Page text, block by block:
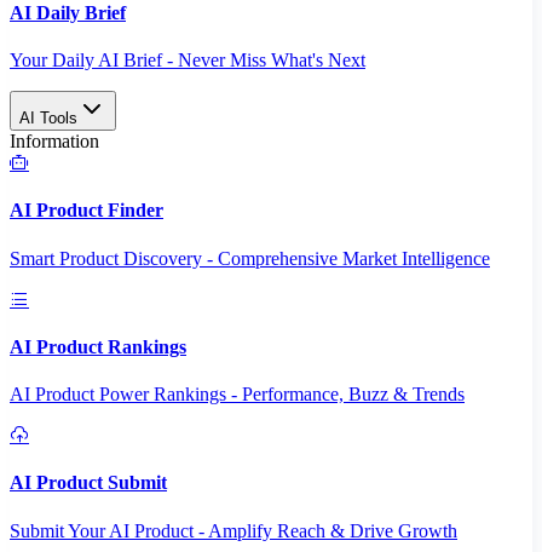
AI Daily Brief
Your Daily AI Brief - Never Miss What's Next
AI Tools
Information
AI Product Finder
Smart Product Discovery - Comprehensive Market Intelligence
AI Product Rankings
AI Product Power Rankings - Performance, Buzz & Trends
AI Product Submit
Submit Your AI Product - Amplify Reach & Drive Growth